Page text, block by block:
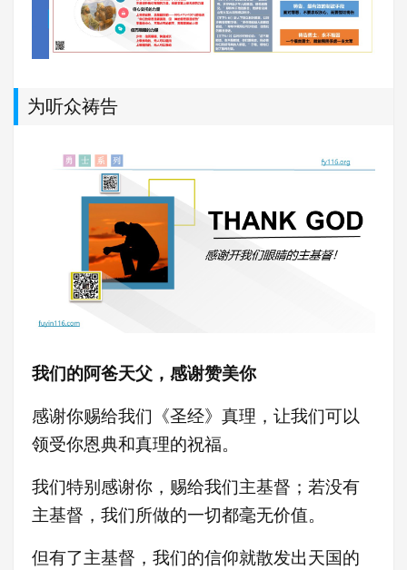
为听众祷告
我们的阿爸天父，感谢赞美你
感谢你赐给我们《圣经》真理，让我们可以
领受你恩典和真理的祝福。
我们特别感谢你，赐给我们主基督；若没有
主基督，我们所做的一切都毫无价值。
但有了主基督，我们的信仰就散发出天国的